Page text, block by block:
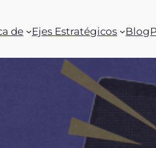
de Ejes Estratégicos Blog